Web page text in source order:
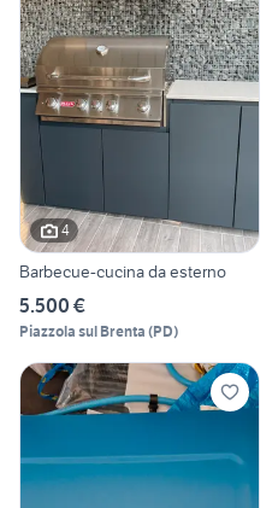
4
Barbecue-cucina da esterno
5.500 €
Piazzola sul Brenta (PD)